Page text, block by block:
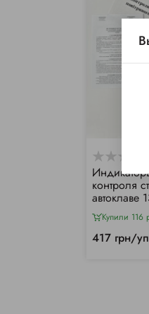
контроля
Купили 116
417 грн/уп